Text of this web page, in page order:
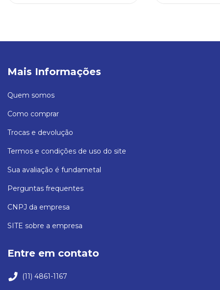
Mais Informações
Quem somos
Como comprar
Trocas e devolução
Termos e condições de uso do site
Sua avaliação é fundametal
Perguntas frequentes
CNPJ da empresa
SITE sobre a empresa
Entre em contato
(11) 4861-1167